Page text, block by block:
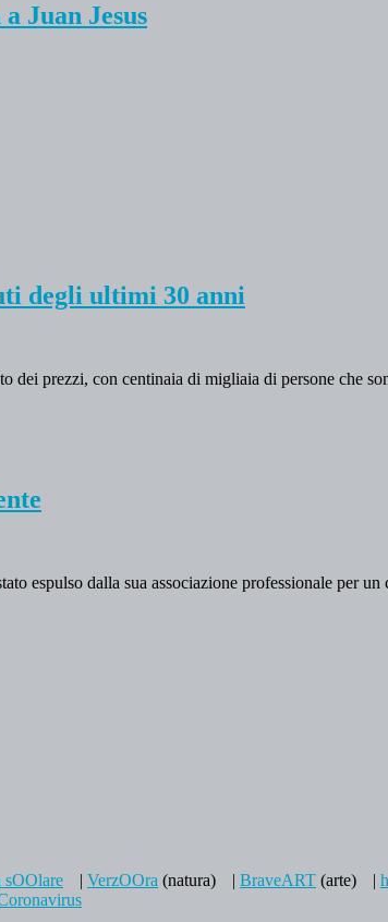
Juan Jesus
degli ultimi 30 anni
dei prezzi, con centinaia di migliaia di persone che
espulso dalla sua associazione professionale per
sOOlare | VerzOOra (natura) | BraveART (arte) |